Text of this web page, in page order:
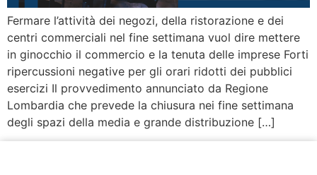
Fermare l’attività dei negozi, della ristorazione e dei
centri commerciali nel fine settimana vuol dire mettere
in ginocchio il commercio e la tenuta delle imprese Forti
ripercussioni negative per gli orari ridotti dei pubblici
esercizi Il provvedimento annunciato da Regione
Lombardia che prevede la chiusura nei fine settimana
degli spazi della media e grande distribuzione […]